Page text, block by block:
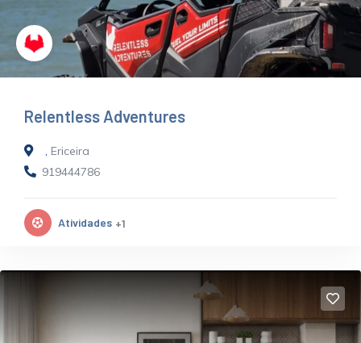
Relentless Adventures
, Ericeira
919444786
Atividades +1